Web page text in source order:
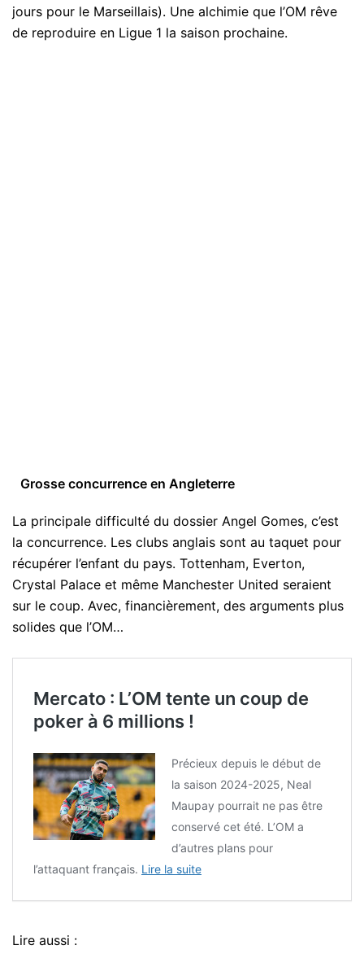
jours pour le Marseillais). Une alchimie que l’OM rêve
de reproduire en Ligue 1 la saison prochaine.
Grosse concurrence en Angleterre
La principale difficulté du dossier Angel Gomes, c’est
la concurrence. Les clubs anglais sont au taquet pour
récupérer l’enfant du pays. Tottenham, Everton,
Crystal Palace et même Manchester United seraient
sur le coup. Avec, financièrement, des arguments plus
solides que l’OM…
Mercato : L’OM tente un coup de
poker à 6 millions !
Précieux depuis le début de
la saison 2024-2025, Neal
Maupay pourrait ne pas être
conservé cet été. L’OM a
d’autres plans pour
l’attaquant français. Lire la suite
Lire aussi :